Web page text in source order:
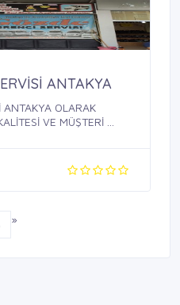
ANTAKYA
ANTAKYA OLARAK
VE MÜŞTERİ ...
»